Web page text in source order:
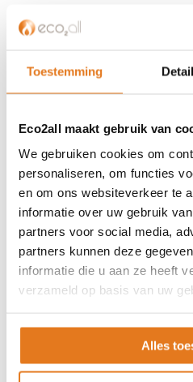
Toestemming
Eco2all maakt gebruik van
We gebruiken cookies om
personaliseren, om functies
en om ons websiteverkeer te
informatie over uw gebruik
partners voor social media,
partners kunnen deze
informatie die u aan ze heeft
verzameld op basis van uw
Alles
Partner worden?
Over ons
Algemene voorwaarden
ISDE-subsidie
Partner Locator
Contact
ASSORTIMENT
Appendages
Biomassa ketels
Buffervaten
CV haard